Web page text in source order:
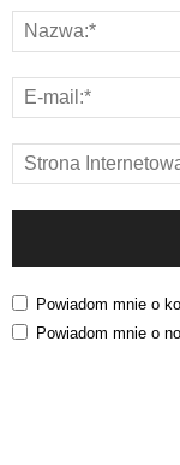
Powiadom mnie o
Powiadom mnie o